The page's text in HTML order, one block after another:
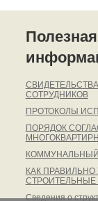
Полезная
СОТРУДНИКОВ
ПРОТОКОЛЫ
ПОРЯДОК
КАК
СТРОИТЕЛЬНЫЕ
Сведения о